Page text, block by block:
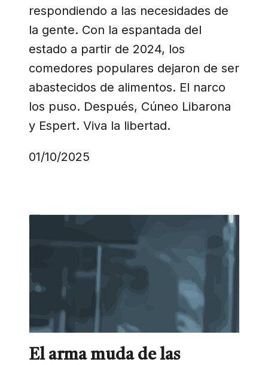
respondiendo a las necesidades de
la gente. Con la espantada del
estado a partir de 2024, los
comedores populares dejaron de ser
abastecidos de alimentos. El narco
los puso. Después, Cúneo Libarona
y Espert. Viva la libertad.
01/10/2025
El arma muda de las